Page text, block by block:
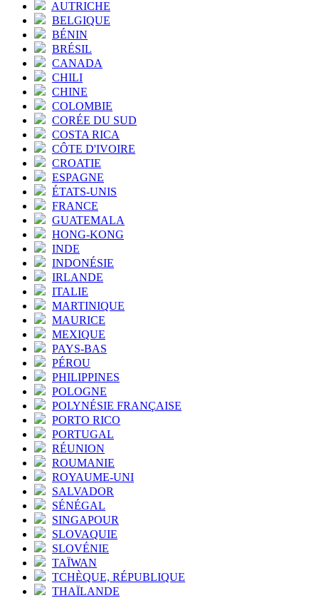
AUTRICHE
BELGIQUE
BÉNIN
BRÉSIL
CANADA
CHILI
CHINE
COLOMBIE
CORÉE DU SUD
COSTA RICA
CÔTE D'IVOIRE
CROATIE
ESPAGNE
ÉTATS-UNIS
FRANCE
GUATEMALA
HONG-KONG
INDE
INDONÉSIE
IRLANDE
ITALIE
MARTINIQUE
MAURICE
MEXIQUE
PAYS-BAS
PÉROU
PHILIPPINES
POLOGNE
POLYNÉSIE FRANÇAISE
PORTO RICO
PORTUGAL
RÉUNION
ROUMANIE
ROYAUME-UNI
SALVADOR
SÉNÉGAL
SINGAPOUR
SLOVAQUIE
SLOVÉNIE
TAÏWAN
TCHÈQUE, RÉPUBLIQUE
THAÏLANDE